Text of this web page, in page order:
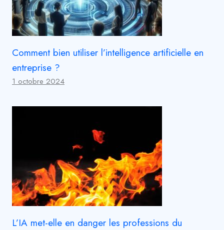
Comment bien utiliser l’intelligence artificielle en
entreprise ?
1 octobre 2024
L’IA met-elle en danger les professions du